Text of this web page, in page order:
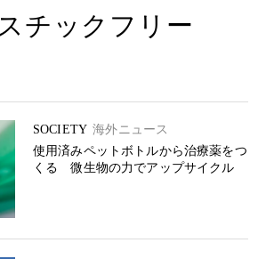
チックフリー
SOCIETY 海外ニュース
使用済みペットボトルから治療薬をつ
くる 微生物の力でアップサイクル